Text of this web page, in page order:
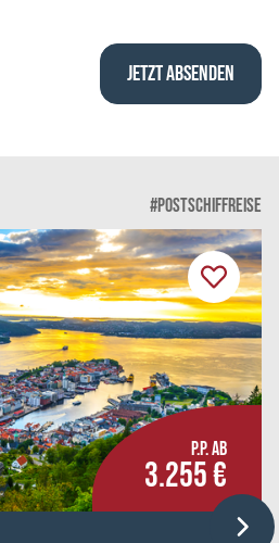
#POSTSCHIFFREISE
P.P. AB
3.255 €